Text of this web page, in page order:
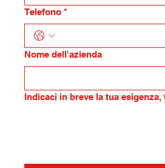
Telefono *
Nome dell'azienda
Indicaci in breve la tua